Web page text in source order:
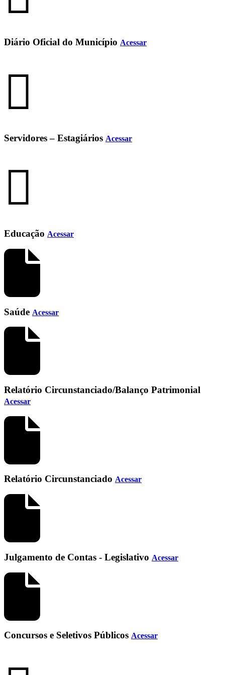
Diário Oficial do Município Acessar
Servidores – Estagiários Acessar
Educação Acessar
Saúde Acessar
Relatório Circunstanciado/Balanço Patrimonial
Acessar
Relatório Circunstanciado Acessar
Julgamento de Contas - Legislativo Acessar
Concursos e Seletivos Públicos Acessar